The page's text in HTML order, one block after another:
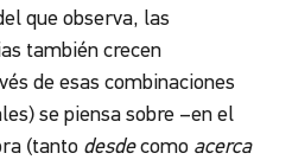
que observa, las
también crecen
de esas combinaciones
se piensa sobre –en el
(tanto desdecomo acerca